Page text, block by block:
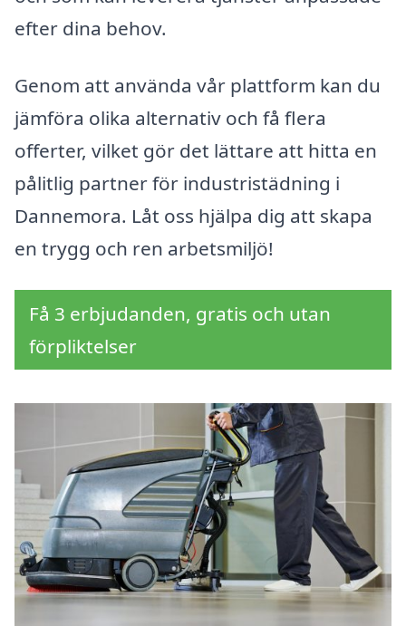
efter dina behov.
Genom att använda vår plattform kan du
jämföra olika alternativ och få flera
offerter, vilket gör det lättare att hitta en
pålitlig partner för industristädning i
Dannemora. Låt oss hjälpa dig att skapa
en trygg och ren arbetsmiljö!
Få 3 erbjudanden, gratis och utan
förpliktelser